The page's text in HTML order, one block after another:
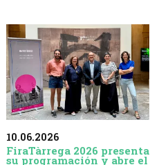
10.06.2026
FiraTàrrega 2026 presenta
su programación y abre el